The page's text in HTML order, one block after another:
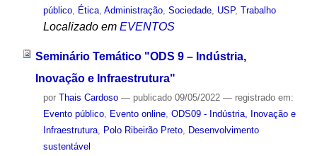
público, Ética, Administração, Sociedade, USP, Trabalho
Localizado em EVENTOS
Seminário Temático "ODS 9 – Indústria,
Inovação e Infraestrutura"
por Thais Cardoso — publicado09/05/2022 — registrado em:
Evento público, Evento online, ODS09 - Indústria, Inovação e
Infraestrutura, Polo Ribeirão Preto, Desenvolvimento
sustentável